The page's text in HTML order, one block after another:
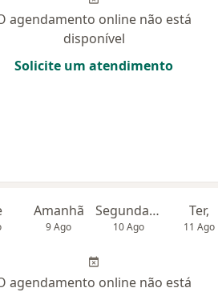
agendamento online não está
disponível
Solicite um atendimento
Amanhã
9 Ago
Segunda-feira
10 Ago
Ter,
11 Ago
agendamento online não está